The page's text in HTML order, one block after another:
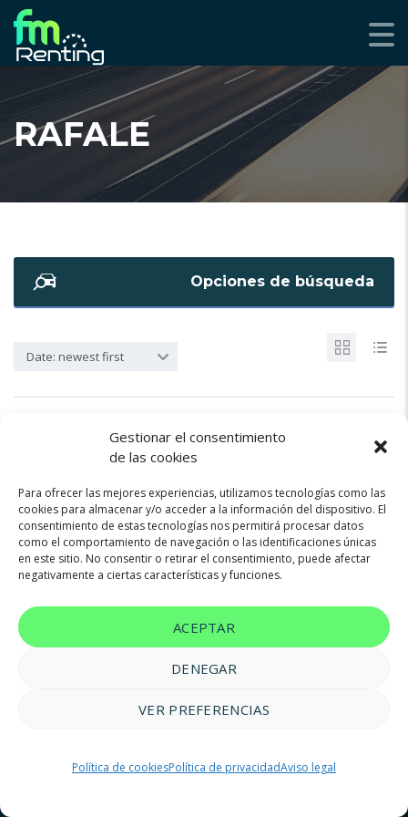
Gestionar el consentimiento
de las cookies
Para ofrecer las mejores experiencias, utilizamos tecnologías como las
cookies para almacenar y/o acceder a la información del dispositivo. El
consentimiento de estas tecnologías nos permitirá procesar datos
como el comportamiento de navegación o las identificaciones únicas
en este sitio. No consentir o retirar el consentimiento, puede afectar
negativamente a ciertas características y funciones.
ACEPTAR
DENEGAR
VER PREFERENCIAS
Política de cookiesPolítica de privacidadAviso legal
RAFALE
Opciones de búsqueda
Date: newest first
Not found any vehicle based on your filter
Try another filter, location or keywords
Reset filters
de cookies|Accesibilidad